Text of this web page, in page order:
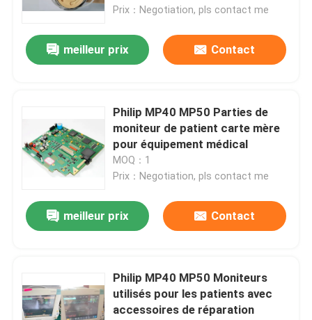
Produits
Prix：Negotiation, pls contact me
meilleur prix Contact
Philip MP40 MP50 Parties de
moniteur de patient carte mère
pour équipement médical
MOQ：1
Prix：Negotiation, pls contact me
meilleur prix Contact
Philip MP40 MP50 Moniteurs
utilisés pour les patients avec
accessoires de réparation